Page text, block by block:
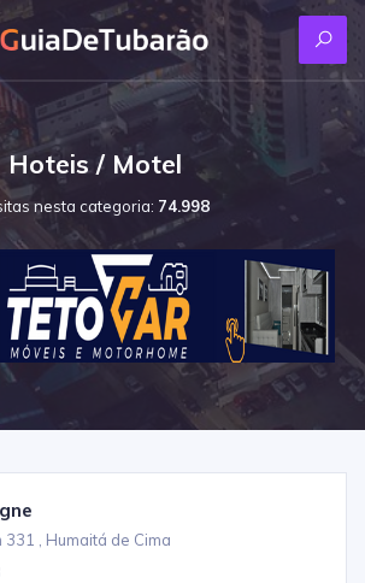
Hoteis / Motel
nesta categoria: 74.998
331 , Humaitá de Cima